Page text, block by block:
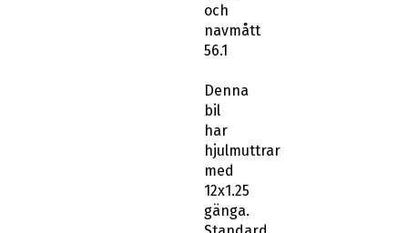
och
navmått
56.1
Denna
bil
har
hjulmuttrar
med
12x1.25
gänga.